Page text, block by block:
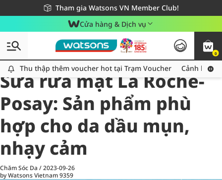
Tham gia Watsons VN Member Club!
Miễn phí giao hàng cho đơn hàng từ 249,000Đ
Giao hàng nhanh 24h - Áp dụng khu vực TP. Hồ Chí Minh
Cửa hàng & Dịch vụ
0
Thu thập thêm voucher hot tại Trạm Voucher
Thu thập thêm voucher hot tại Trạm Voucher Cảnh báo
All
Chăm Sóc Cá Nhân
Sữa rửa mặt La Roche-
Posay: Sản phẩm phù
hợp cho da dầu mụn,
nhạy cảm
Chăm Sóc Da /2023-09-26
by Watsons Vietnam9359